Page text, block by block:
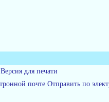
Версия для печати
Отправить по